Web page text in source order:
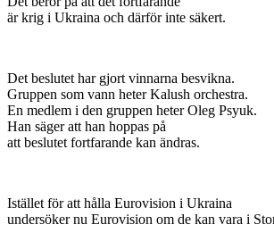
är krig i Ukraina och därför inte säkert.
Det beslutet har gjort vinnarna besvikna.
Gruppen som vann heter Kalush orchestra.
En medlem i den gruppen heter Oleg Psyuk.
Han säger att han hoppas på
att beslutet fortfarande kan ändras.
Istället för att hålla Eurovision i Ukraina
undersöker nu Eurovision om de kan vara i